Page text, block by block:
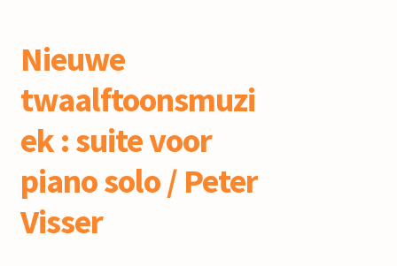
Nieuwe
twaalftoonsmuzi
ek : suite voor
piano solo / Peter
Visser